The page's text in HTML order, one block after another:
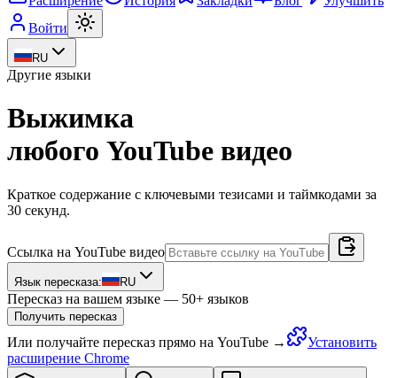
Войти
RU
Другие языки
Выжимка
любого YouTube видео
Краткое содержание с ключевыми тезисами и таймкодами за
30 секунд.
Ссылка на YouTube видео
Язык пересказа: RU
Пересказ на вашем языке — 50+ языков
Получить пересказ
Или получайте пересказ прямо на YouTube →
Установить
расширение Chrome